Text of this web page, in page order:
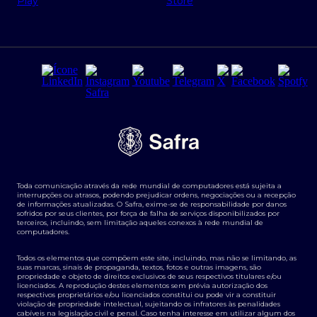
Regras e Parâmetros de Atuação Banco Safra
Segurança da Informação
Tarifas e serviços Pessoa Física
Transparência de remuneração
Termos e Condições para Portabilidade de Investimento
Derivativos
Agronegócios
Toda comunicação através da rede mundial de computadores está sujeita a
interrupções ou atrasos, podendo prejudicar ordens, negociações ou a recepção
de informações atualizadas. O Safra, exime-se de responsabilidade por danos
sofridos por seus clientes, por força de falha de serviços disponibilizados por
terceiros, incluindo, sem limitação aqueles conexos à rede mundial de
computadores.
Todos os elementos que compõem este site, incluindo, mas não se limitando, as
suas marcas, sinais de propaganda, textos, fotos e outras imagens, são
propriedade e objeto de direitos exclusivos de seus respectivos titulares e/ou
licenciados. A reprodução destes elementos sem prévia autorização dos
respectivos proprietários e/ou licenciados constitui ou pode vir a constituir
violação de propriedade intelectual, sujeitando os infratores às penalidades
cabíveis na legislação civil e penal. Caso tenha interesse em utilizar algum dos